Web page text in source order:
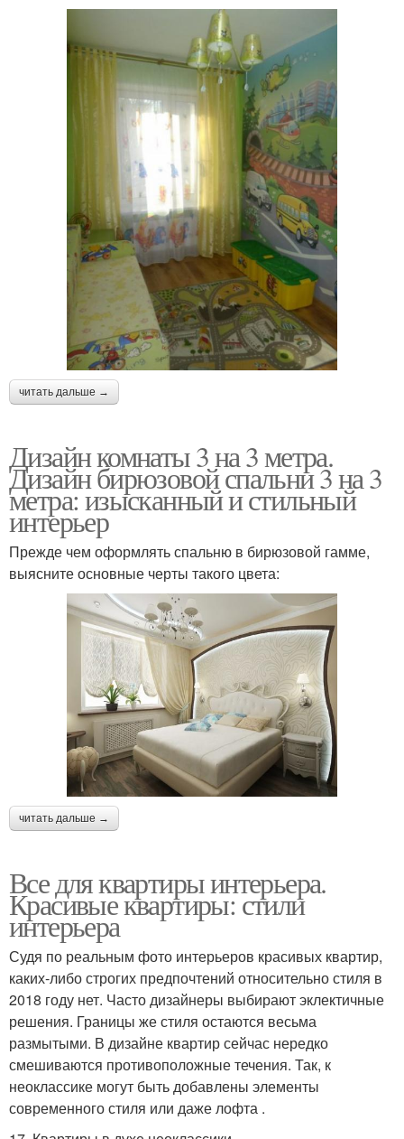
читать дальше →
Дизайн комнаты 3 на 3 метра.
Дизайн бирюзовой спальни 3 на 3
метра: изысканный и стильный
интерьер
Прежде чем оформлять спальню в бирюзовой гамме,
выясните основные черты такого цвета:
читать дальше →
Все для квартиры интерьера.
Красивые квартиры: стили
интерьера
Судя по реальным фото интерьеров красивых квартир,
каких-либо строгих предпочтений относительно стиля в
2018 году нет. Часто дизайнеры выбирают эклектичные
решения. Границы же стиля остаются весьма
размытыми. В дизайне квартир сейчас нередко
смешиваются противоположные течения. Так, к
неоклассике могут быть добавлены элементы
современного стиля или даже лофта .